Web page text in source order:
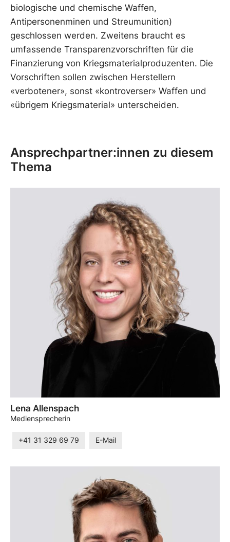
biologische und chemische Waffen,
Antipersonenminen und Streumunition)
geschlossen werden. Zweitens braucht es
umfassende Transparenzvorschriften für die
Finanzierung von Kriegsmaterialproduzenten. Die
Vorschriften sollen zwischen Herstellern
«verbotener», sonst «kontroverser» Waffen und
«übrigem Kriegsmaterial» unterscheiden.
Ansprechpartner:innen zu diesem
Thema
Lena Allenspach
Mediensprecherin
+41 31 329 69 79 E-Mail